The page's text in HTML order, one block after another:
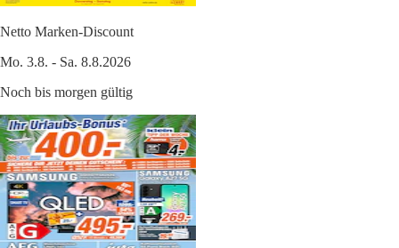
Netto Marken-Discount
Mo. 3.8. - Sa. 8.8.2026
Noch bis morgen gültig